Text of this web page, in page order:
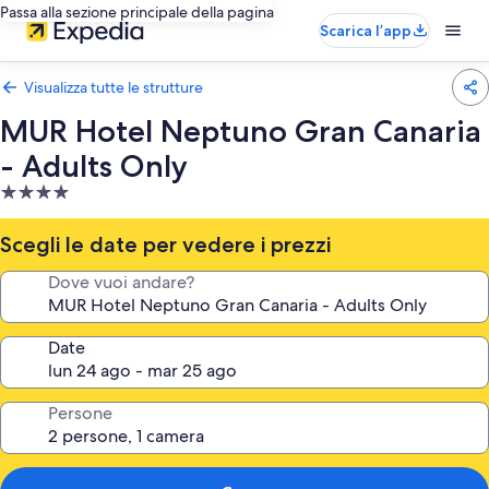
Passa alla sezione principale della pagina
Scarica l’app
Visualizza tutte le strutture
MUR Hotel Neptuno Gran Canaria
- Adults Only
Struttura
a
4.0
stelle
Scegli le date per vedere i prezzi
Dove vuoi andare?
Date
Persone